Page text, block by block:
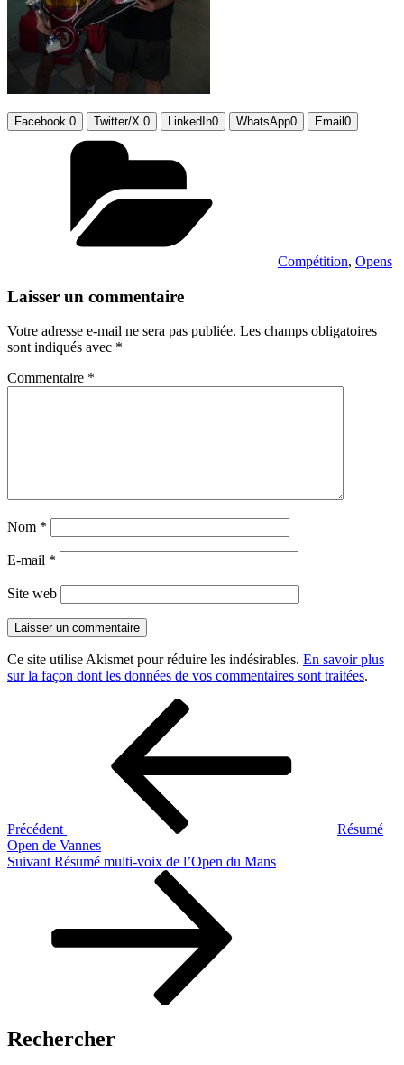
Facebook 0 Twitter/X 0 LinkedIn0 WhatsApp0 Email 0
Compétition, Opens
Laisser un commentaire
Votre adresse e-mail ne sera pas publiée. Les champs obligatoires
sont indiqués avec *
Commentaire *
Nom *
E-mail *
Site web
Ce site utilise Akismet pour réduire les indésirables. En savoir plus
sur la façon dont les données de vos commentaires sont traitées.
Précédent
Résumé
Open de Vannes
Article
Suivant Résumé multi-voix de l’Open du Mans
Rechercher